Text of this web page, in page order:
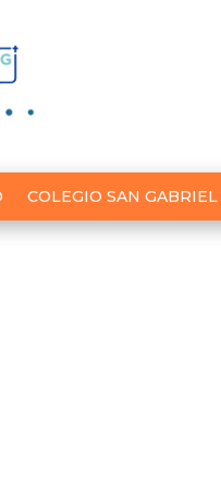
COLEGIO SAN GABRIEL